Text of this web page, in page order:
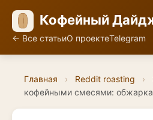
Кофейный
← Все статьиО проектеTelegram
Главная › Reddit roasting ›
кофейными смесями: обжарка